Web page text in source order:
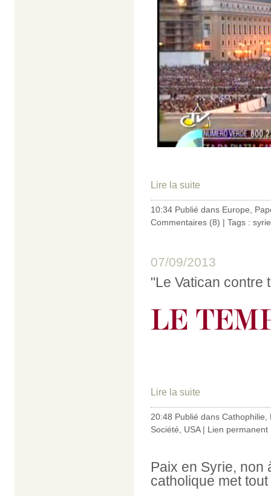
Lire la suite
10:34 Publié dans Europe
Commentaires (8) | Tags : syrie
07/09/2013
"Le Vatican contre
Lire la suite
20:48 Publié dans Cathophilie
Société
USA| Lien permanent
Paix en Syrie, non
catholique met